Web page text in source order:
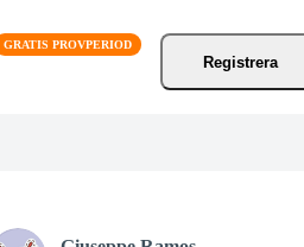
Registrera